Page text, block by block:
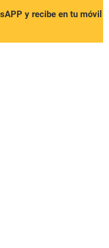
y recibe en tu móvil